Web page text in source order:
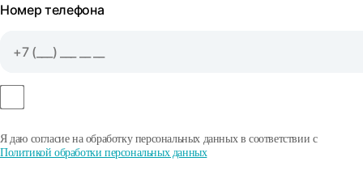
Номер телефона
Я даю согласие на обработку персональных данных в соответствии с
Политикой обработки персональных данных